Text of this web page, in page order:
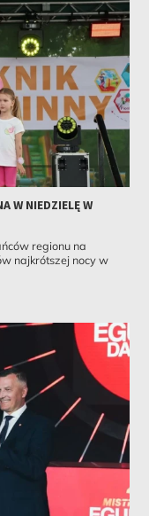
W NIEDZIELĘ W
regionu na
najkrótszej nocy w